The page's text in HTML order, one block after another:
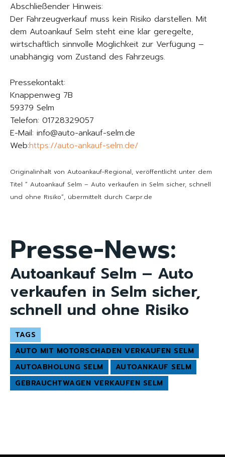
Abschließender Hinweis:
Der Fahrzeugverkauf muss kein Risiko darstellen. Mit
dem Autoankauf Selm steht eine klar geregelte,
wirtschaftlich sinnvolle Möglichkeit zur Verfügung –
unabhängig vom Zustand des Fahrzeugs.
Pressekontakt:
Knappenweg 7B
59379 Selm
Telefon: 01728329057
E-Mail: info@auto-ankauf-selm.de
Web:https://auto-ankauf-selm.de/
Originalinhalt von Autoankauf-Regional, veröffentlicht unter dem
Titel “ Autoankauf Selm – Auto verkaufen in Selm sicher, schnell
und ohne Risiko“, übermittelt durch Carpr.de
Presse-News:
Autoankauf Selm – Auto
verkaufen in Selm sicher,
schnell und ohne Risiko
TAGS
AUTO MIT MOTORSCHADEN VERKAUFEN SELM
AUTOABHOLUNG SELM
AUTOANKAUF SELM
GEBRAUCHTWAGEN VERKAUFEN SELM